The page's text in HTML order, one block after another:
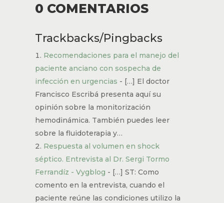
0 COMENTARIOS
Trackbacks/Pingbacks
Recomendaciones para el manejo del
paciente anciano con sospecha de
infección en urgencias - […] El doctor
Francisco Escribá presenta aquí su
opinión sobre la monitorización
hemodinámica. También puedes leer
sobre la fluidoterapia y…
Respuesta al volumen en shock
séptico. Entrevista al Dr. Sergi Tormo
Ferrandíz - Vygblog - […] ST: Como
comento en la entrevista, cuando el
paciente reúne las condiciones utilizo la